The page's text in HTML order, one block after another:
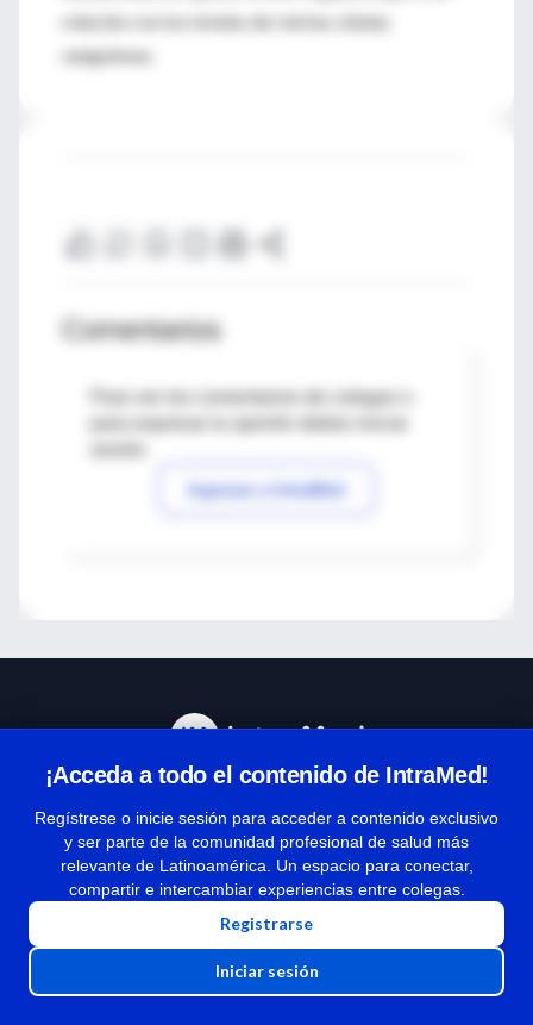
relación con los niveles de ciertas células
sanguíneas.
Comentarios
Para ver los comentarios de colegas o
Ingresar a IntraMed
¡Acceda a todo el contenido de IntraMed!
Regístrese o inicie sesión para acceder a contenido exclusivo
y ser parte de la comunidad profesional de salud más
relevante de Latinoamérica. Un espacio para conectar,
compartir e intercambiar experiencias entre colegas.
Registrarse
Iniciar sesión
Términos y condiciones
| Políticas de privacidad
| Todos los derechos reservados | Copyright 1997-2026